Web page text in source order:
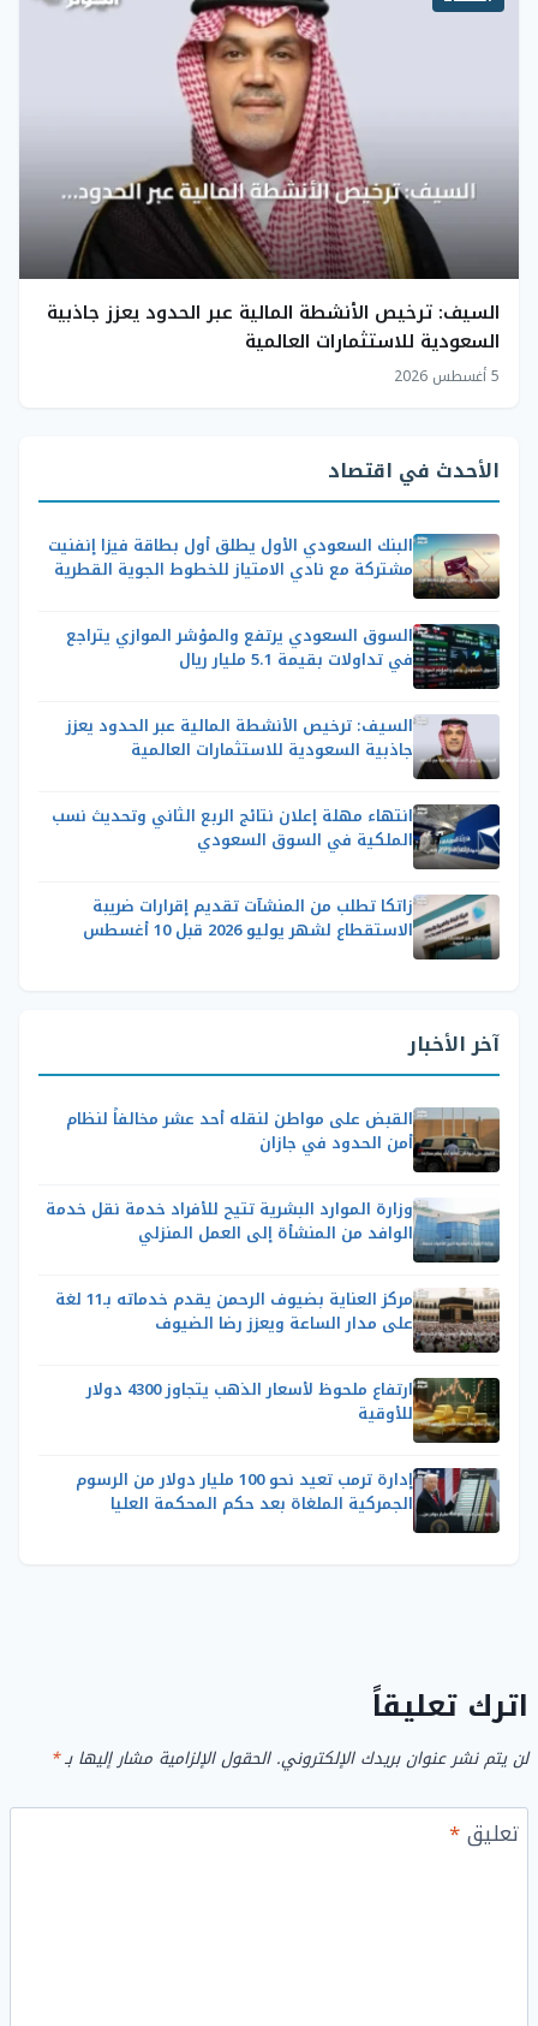
السيف: ترخيص الأنشطة المالية عبر الحدود يعزز جاذبية
السعودية للاستثمارات العالمية
5 أغسطس 2026
الأحدث في اقتصاد
البنك السعودي الأول يطلق أول بطاقة فيزا إنفنيت
مشتركة مع نادي الامتياز للخطوط الجوية القطرية
السوق السعودي يرتفع والمؤشر الموازي يتراجع
في تداولات بقيمة 5.1 مليار ريال
السيف: ترخيص الأنشطة المالية عبر الحدود يعزز
جاذبية السعودية للاستثمارات العالمية
انتهاء مهلة إعلان نتائج الربع الثاني وتحديث نسب
الملكية في السوق السعودي
زاتكا تطلب من المنشآت تقديم إقرارات ضريبة
الاستقطاع لشهر يوليو 2026 قبل 10 أغسطس
آخر الأخبار
القبض على مواطن لنقله أحد عشر مخالفاً لنظام
أمن الحدود في جازان
وزارة الموارد البشرية تتيح للأفراد خدمة نقل خدمة
الوافد من المنشأة إلى العمل المنزلي
مركز العناية بضيوف الرحمن يقدم خدماته بـ11 لغة
على مدار الساعة ويعزز رضا الضيوف
ارتفاع ملحوظ لأسعار الذهب يتجاوز 4300 دولار
للأوقية
إدارة ترمب تعيد نحو 100 مليار دولار من الرسوم
الجمركية الملغاة بعد حكم المحكمة العليا
اترك تعليقاً
لن يتم نشر عنوان بريدك الإلكتروني. الحقول الإلزامية مشار إليها بـ*
تعليق*